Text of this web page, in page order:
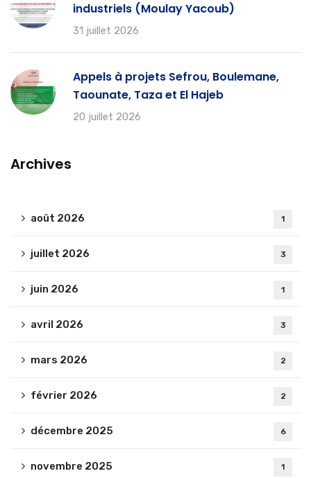
industriels (Moulay Yacoub)
31 juillet 2026
Appels à projets Sefrou, Boulemane,
Taounate, Taza et El Hajeb
20 juillet 2026
Archives
août 2026 1
juillet 2026 3
juin 2026 1
avril 2026 3
mars 2026 2
février 2026 2
décembre 2025 6
novembre 2025 1